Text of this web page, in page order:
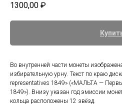
1300,00 ₽
Во внутренней части монеты
избирательную урну. Текст по краю
representatives 1849» («МАЛЬТА —
1849»). Внизу указан год эмиссии
кольца расположены 12 звёзд.